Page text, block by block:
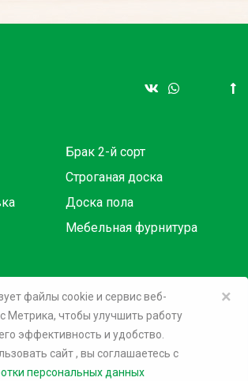
Брак 2-й сорт
Строганая доска
Доска пола
Мебельная фурнитура
на маркетплейсах:
×
файлы cookie и сервис веб-
Метрика, чтобы улучшить работу
эффективность и удобство.
сайт, вы соглашаетесь c
персональных данных